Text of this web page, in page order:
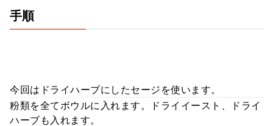
手順
今回はドライハーブにしたセージを使います。
粉類を全てボウルに入れます。ドライイースト、ドライ
ハーブも入れます。